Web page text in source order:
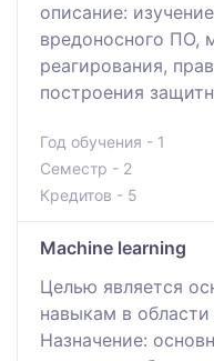
описание:
вредоносного ПО,
реагирования,
построения
Год обучения - 1
Семестр - 2
Кредитов - 5
Machine learning
Целью является
навыкам в
Назначение: